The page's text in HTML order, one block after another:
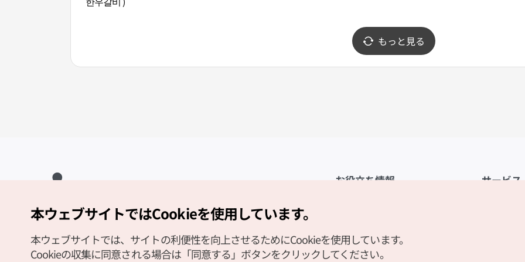
もっと見る
お役立ち情報
観光資料ダウンロード
サービス
Copyright (c) Korea Tourism Organization All Rights Reserved.
サイトエラー報告
公式メール
本ウェブサイトではCookieを使用しています。
本ウェブサイトでは、サイトの利便性を向上させるためにCookieを使用しています。
Cookieの収集に同意される場合は「同意する」ボタンをクリックしてください。